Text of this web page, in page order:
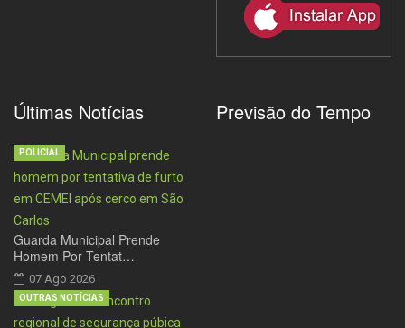
Últimas Notícias
Guarda Municipal Prende
Homem Por Tentat…
07 Ago 2026
POLICIAL
OUTRAS NOTÍCIAS
Previsão do Tempo